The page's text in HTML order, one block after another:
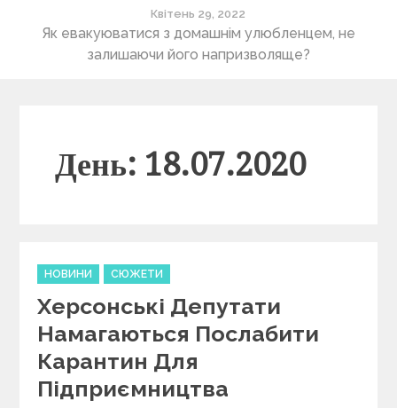
Квітень 29, 2022
Як евакуюватися з домашнім улюбленцем, не
залишаючи його напризволяще?
День: 18.07.2020
C
a
t
e
g
o
r
i
НОВИНИ СЮЖЕТИ
Херсонські Депутати
Намагаються Послабити
Карантин Для
Підприємництва